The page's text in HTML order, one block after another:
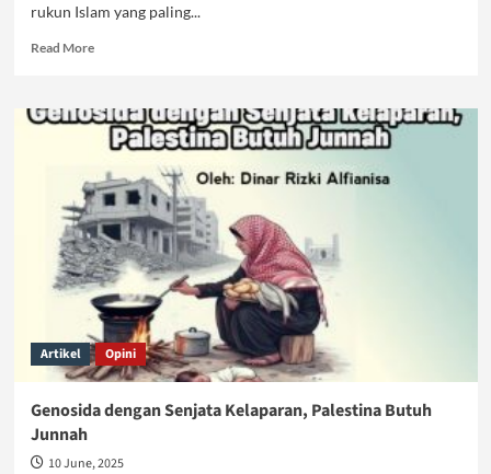
rukun Islam yang paling...
Read MoreRead
Ibadah
Haji:
Refleksi
Persatuan
atau
Ilusi
Kesatuan?
Artikel Opini
Genosida dengan Senjata Kelaparan, Palestina Butuh
Junnah
10 June, 2025